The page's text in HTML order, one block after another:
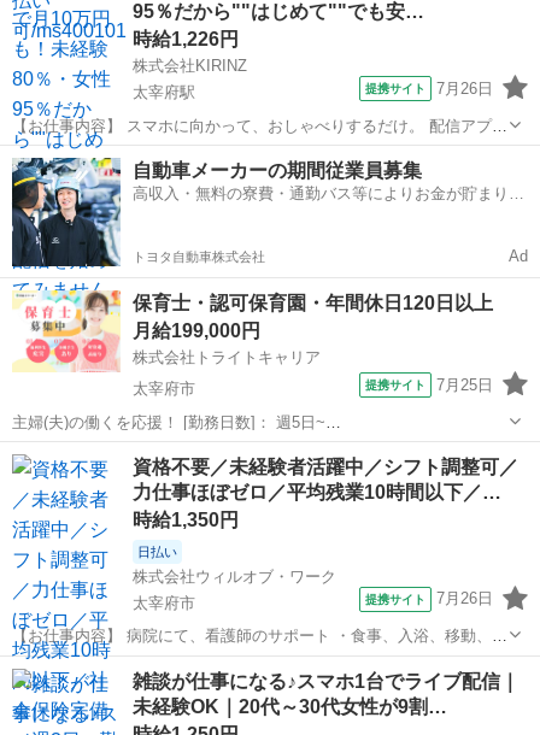
の定めなし 【経験・資格】<応募要件>...
95％だから""はじめて""でも安…
時給1,226円
株式会社KIRINZ
太宰府駅
提携サイト 7月26日
【お仕事内容】 スマホに向かって、おしゃべりするだけ。 配信アプリ
（17LIVE／Pococha／IRIAM など）でライブ配信するお仕事です。
——————————— 配信内容はぜんぶ自由
——————————— ・今日...
福岡 太宰府市 太宰府駅 イベントスタッフ
自動車メーカーの期間従業員募集
高収入・無料の寮費・通勤バス等によりお金が貯まりや
トヨタ自動車株式会社 Ad
保育士・認可保育園・年間休日120日以上
月給199,000円
株式会社トライトキャリア
太宰府市
提携サイト 7月25日
主婦(夫)の働くを応援！ [勤務日数]： 週5日~
06:45~15:15/08:30~17:00/09:30~18:00/10:30~19:00 [勤務地・最寄
駅]： 福岡県太宰府市朱雀2-3-3 非公開 伊勢松本駅...
福岡 太宰府市 保育士
資格不要／未経験者活躍中／シフト調整可／
力仕事ほぼゼロ／平均残業10時間以下／…
時給1,350円
日払い
株式会社ウィルオブ・ワーク
太宰府市
提携サイト 7月26日
【お仕事内容】 病院にて、看護師のサポート ・食事、入浴、移動、排
泄などの身体介助 ・病室のシーツ交換、清掃、環境整備 ・事務作業の
補助業務 ・伝票やカルテの運搬 ・備品、器具の確認 など 「できるか
不安・・・」 「未経験...
福岡 太宰府市 その他
雑談が仕事になる♪スマホ1台でライブ配信｜
未経験OK｜20代～30代女性が9割…